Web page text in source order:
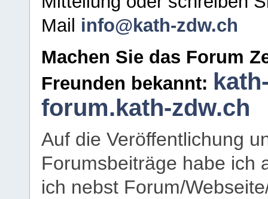
Mail info@kath-zdw.ch
Machen Sie das Forum
Freunden bekannt:
forum.kath-zdw.ch
Auf die Veröffentlichung
Forumsbeiträge habe ich
ich nebst Forum/